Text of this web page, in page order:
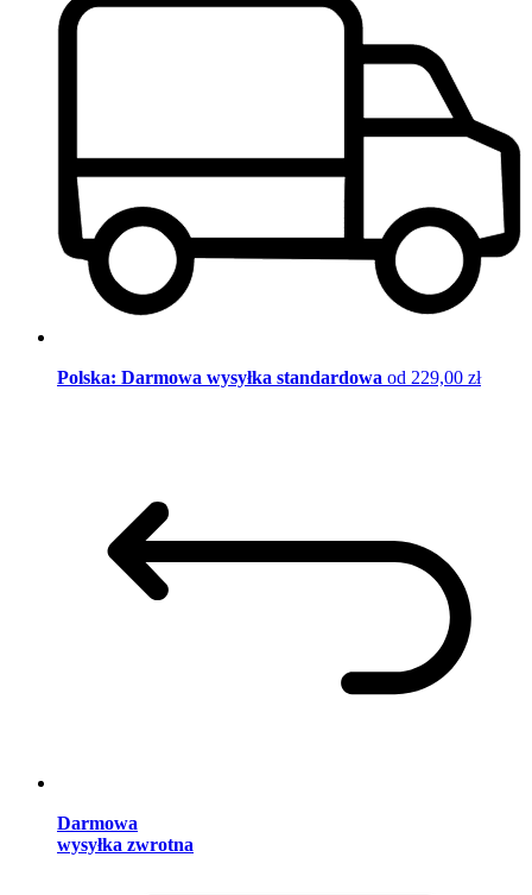
Polska: Darmowa wysyłka standardowa od 229,00 zł
Darmowa
wysyłka zwrotna